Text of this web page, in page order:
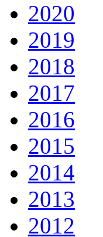
2020
2019
2018
2017
2016
2015
2014
2013
2012